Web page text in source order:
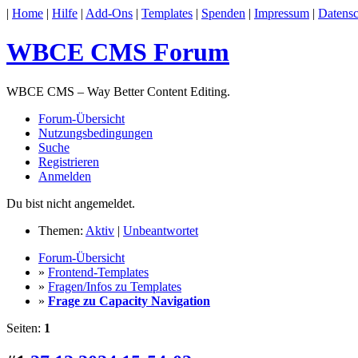
| Home | Hilfe | Add-Ons | Templates | Spenden | Impressum |
WBCE CMS Forum
WBCE CMS – Way Better Content Editing.
Forum-Übersicht
Nutzungsbedingungen
Suche
Registrieren
Anmelden
Du bist nicht angemeldet.
Themen: Aktiv | Unbeantwortet
Forum-Übersicht
» Frontend-Templates
» Fragen/Infos zu Templates
» Frage zu Capacity Navigation
Seiten: 1